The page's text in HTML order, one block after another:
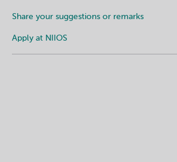
Share your suggestions or remarks
Apply at NIIOS